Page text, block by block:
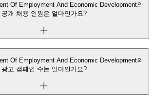
Of Employment And Economic Development의
공개 채용 인원은 얼마인가요?
Of Employment And Economic Development의
광고 캠페인 수는 얼마인가요?